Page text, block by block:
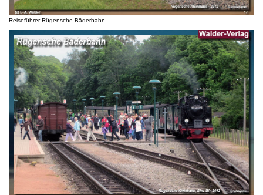
Reiseführer Rügensche Bäderbahn